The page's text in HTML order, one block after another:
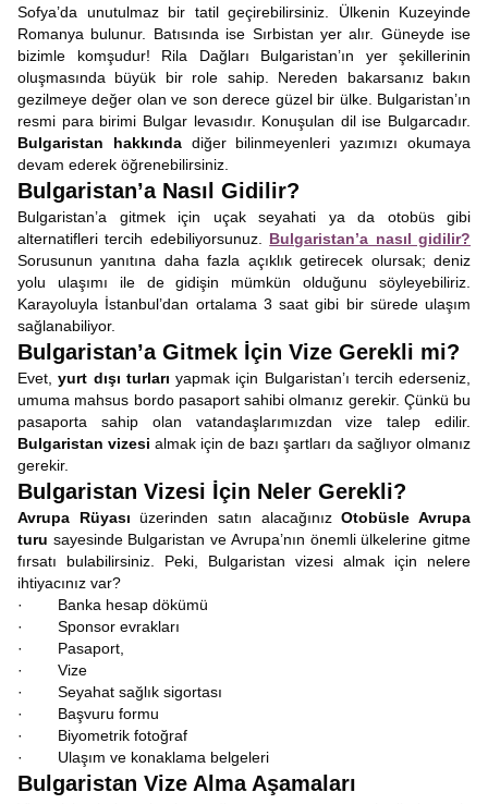
Sofya’da unutulmaz bir tatil geçirebilirsiniz. Ülkenin Kuzeyinde
Romanya bulunur. Batısında ise Sırbistan yer alır. Güneyde ise
bizimle komşudur! Rila Dağları Bulgaristan’ın yer şekillerinin
oluşmasında büyük bir role sahip. Nereden bakarsanız bakın
gezilmeye değer olan ve son derece güzel bir ülke. Bulgaristan’ın
resmi para birimi Bulgar levasıdır. Konuşulan dil ise Bulgarcadır.
Bulgaristan hakkında diğer bilinmeyenleri yazımızı okumaya
devam ederek öğrenebilirsiniz.
Bulgaristan’a Nasıl Gidilir?
Bulgaristan’a gitmek için uçak seyahati ya da otobüs gibi
alternatifleri tercih edebiliyorsunuz. Bulgaristan’a nasıl gidilir?
Sorusunun yanıtına daha fazla açıklık getirecek olursak; deniz
yolu ulaşımı ile de gidişin mümkün olduğunu söyleyebiliriz.
Karayoluyla İstanbul’dan ortalama 3 saat gibi bir sürede ulaşım
sağlanabiliyor.
Bulgaristan’a Gitmek İçin Vize Gerekli mi?
Evet,yurt dışı turları yapmak için Bulgaristan’ı tercih ederseniz,
umuma mahsus bordo pasaport sahibi olmanız gerekir. Çünkü bu
pasaporta sahip olan vatandaşlarımızdan vize talep edilir.
Bulgaristan vizesi almak için de bazı şartları da sağlıyor olmanız
gerekir.
Bulgaristan Vizesi İçin Neler Gerekli?
Avrupa Rüyası üzerinden satın alacağınızOtobüsle Avrupa
turu sayesinde Bulgaristan ve Avrupa’nın önemli ülkelerine gitme
fırsatı bulabilirsiniz. Peki, Bulgaristan vizesi almak için nelere
ihtiyacınız var?
· Banka hesap dökümü
· Sponsor evrakları
· Pasaport,
· Vize
· Seyahat sağlık sigortası
· Başvuru formu
· Biyometrik fotoğraf
· Ulaşım ve konaklama belgeleri
Bulgaristan Vize Alma Aşamaları